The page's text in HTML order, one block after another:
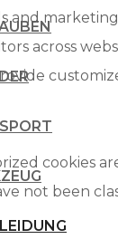
and
across
cookies
not been